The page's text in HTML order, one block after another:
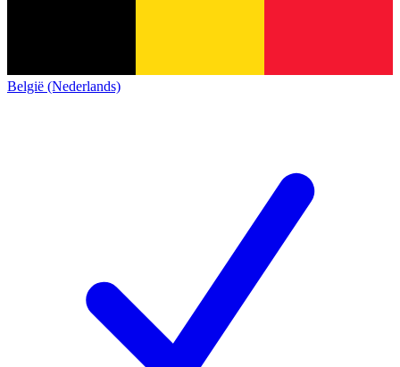
België (Nederlands)